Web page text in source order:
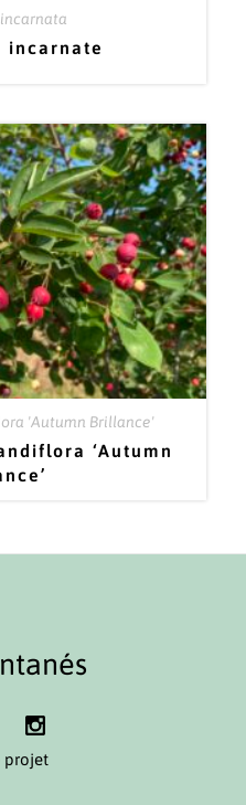
incarnate
'Autumn Brillance'
‘Autumn
projet